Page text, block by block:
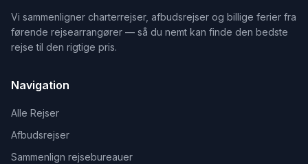
Vi sammenligner charterrejser, afbudsrejser og billige ferier fra
førende rejsearrangører — så du nemt kan finde den bedste
rejse til den rigtige pris.
Navigation
Alle Rejser
Afbudsrejser
Sammenlign rejsebureauer